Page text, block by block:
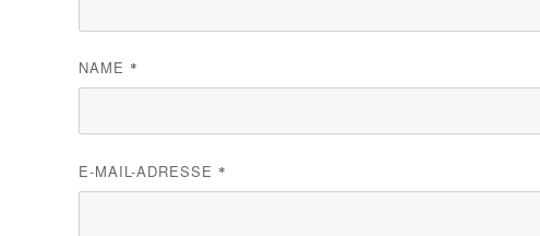
NAME *
E-MAIL-ADRESSE *